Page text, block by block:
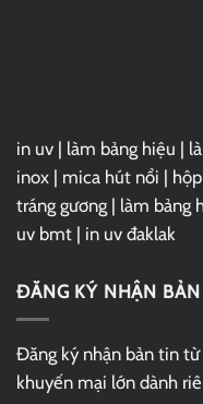
in uv | làm bảng hiệu |
inox | mica hút nổi |
tráng gương | làm bảng
uv bmt | in uv đaklak
ĐĂNG KÝ NHẬN BẢN
Đăng ký nhận bản tin
khuyến mại lớn dành